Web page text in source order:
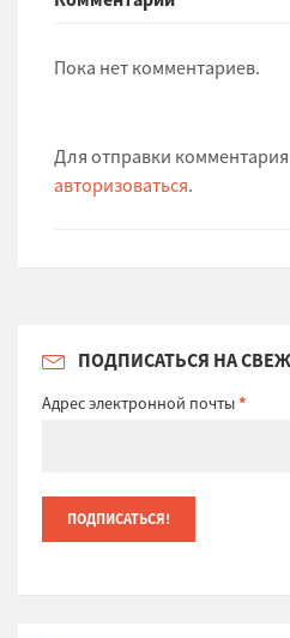
Пока нет комментариев.
Для отправки
авторизоваться.
ПОДПИСАТЬСЯ НА
Адрес электронной почты*